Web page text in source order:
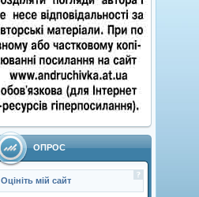
ОПРОС
Оцініть мій сайт